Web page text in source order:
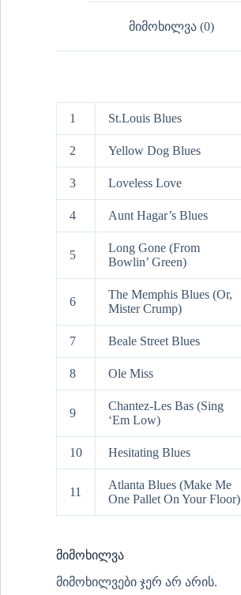
მიმოხილვა (0)
1 St.Louis Blues
2 Yellow Dog Blues
3 Loveless Love
4 Aunt Hagar’s Blues
5
Long Gone (From
Bowlin’ Green)
6
The Memphis Blues (Or,
Mister Crump)
7 Beale Street Blues
8 Ole Miss
9
Chantez-Les Bas (Sing
‘Em Low)
10 Hesitating Blues
11
Atlanta Blues (Make Me
One Pallet On Your Floor)
მიმოხილვა
მიმოხილვები ჯერ არ არის.